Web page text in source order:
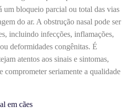
um bloqueio parcial ou total das vias
do ar. A obstrução nasal pode ser
incluindo infecções, inflamações,
deformidades congênitas. É
atentos aos sinais e sintomas,
comprometer seriamente a qualidade
em cães